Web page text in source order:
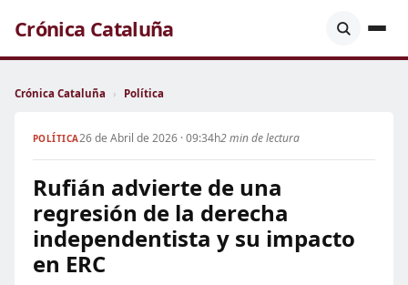
Crónica Cataluña
Crónica Cataluña › Política
POLÍTICA26 de Abril de 2026 · 09:34h2 min de lectura
Rufián advierte de una
regresión de la derecha
independentista y su impacto
en ERC